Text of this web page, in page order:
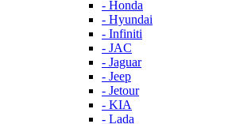
- Honda
- Hyundai
- Infiniti
- JAC
- Jaguar
- Jeep
- Jetour
- KIA
- Lada